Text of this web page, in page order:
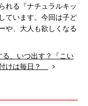
れる『ナチュラルキッ
ています。今回は子ど
や、大人も欲しくなる
、いつ出す？『こい
けは毎日？